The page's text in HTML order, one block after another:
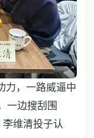
力，一路威逼中
一边搜刮围
维清投子认